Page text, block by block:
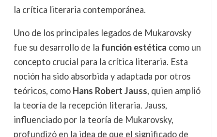
la crítica literaria contemporánea.
Uno de los principales legados de Mukarovsky
fue su desarrollo de la función estética como un
concepto crucial para la crítica literaria. Esta
noción ha sido absorbida y adaptada por otros
teóricos, como Hans Robert Jauss, quien amplió
la teoría de la recepción literaria. Jauss,
influenciado por la teoría de Mukarovsky,
profundizó en la idea de que el significado de